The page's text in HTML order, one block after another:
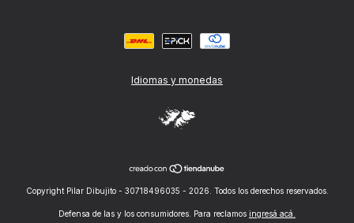
Idiomas y monedas
Copyright Pilar Dibujito - 30718496035 - 2026. Todos los derechos reservados.
Defensa de las y los consumidores. Para reclamos ingresá acá.